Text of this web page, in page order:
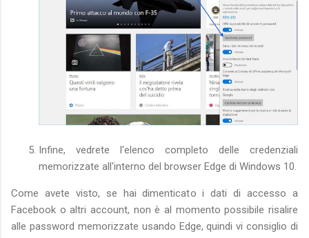
Infine, vedrete l'elenco completo delle credenziali
memorizzate all'interno del browser Edge di Windows 10.
Come avete visto, se hai dimenticato i dati di accesso a
Facebook o altri account, non è al momento possibile risalire
alle password memorizzate usando Edge, quindi vi consiglio di